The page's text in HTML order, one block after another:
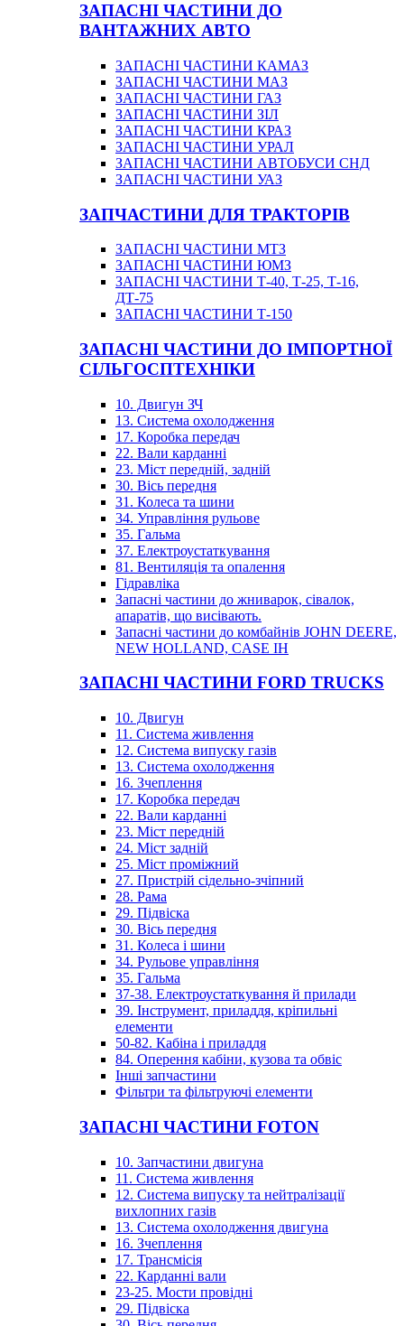
ЗАПАСНІ ЧАСТИНИ ДО
ВАНТАЖНИХ АВТО
ЗАПАСНІ ЧАСТИНИ КАМАЗ
ЗАПАСНІ ЧАСТИНИ МАЗ
ЗАПАСНІ ЧАСТИНИ ГАЗ
ЗАПАСНІ ЧАСТИНИ ЗІЛ
ЗАПАСНІ ЧАСТИНИ КРАЗ
ЗАПАСНІ ЧАСТИНИ УРАЛ
ЗАПАСНІ ЧАСТИНИ АВТОБУСИ СНД
ЗАПАСНІ ЧАСТИНИ УАЗ
ЗАПЧАСТИНИ ДЛЯ ТРАКТОРІВ
ЗАПАСНІ ЧАСТИНИ МТЗ
ЗАПАСНІ ЧАСТИНИ ЮМЗ
ЗАПАСНІ ЧАСТИНИ Т-40, Т-25, Т-16,
ДТ-75
ЗАПАСНІ ЧАСТИНИ Т-150
ЗАПАСНІ ЧАСТИНИ ДО ІМПОРТНОЇ
СІЛЬГОСПТЕХНІКИ
10. Двигун ЗЧ
13. Система охолодження
17. Коробка передач
22. Вали карданні
23. Міст передній, задній
30. Вісь передня
31. Колеса та шини
34. Управління рульове
35. Гальма
37. Електроустаткування
81. Вентиляція та опалення
Гідравліка
Запасні частини до жниварок, сівалок,
апаратів, що висівають.
Запасні частини до комбайнів JOHN DEERE,
NEW HOLLAND, CASE IH
ЗАПАСНІ ЧАСТИНИ FORD TRUCKS
10. Двигун
11. Система живлення
12. Система випуску газів
13. Система охолодження
16. Зчеплення
17. Коробка передач
22. Вали карданні
23. Міст передній
24. Міст задній
25. Міст проміжний
27. Пристрій сідельно-зчіпний
28. Рама
29. Підвіска
30. Вісь передня
31. Колеса і шини
34. Рульове управління
35. Гальма
37-38. Електроустаткування й прилади
39. Інструмент, приладдя, кріпильні
елементи
50-82. Кабіна і приладдя
84. Оперення кабіни, кузова та обвіс
Інші запчастини
Фільтри та фільтруючі елементи
ЗАПАСНІ ЧАСТИНИ FOTON
10. Запчастини двигуна
11. Система живлення
12. Система випуску та нейтралізації
вихлопних газів
13. Система охолодження двигуна
16. Зчеплення
17. Трансмісія
22. Карданні вали
23-25. Мости провідні
29. Підвіска